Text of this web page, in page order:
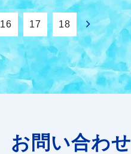
16 17 18
お問い合わせ